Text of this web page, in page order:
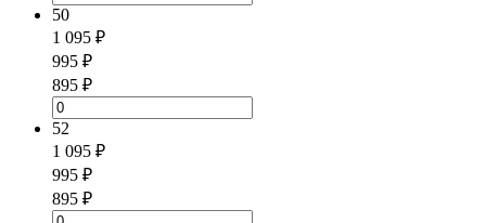
50
1 095 ₽
995 ₽
895 ₽
52
1 095 ₽
995 ₽
895 ₽